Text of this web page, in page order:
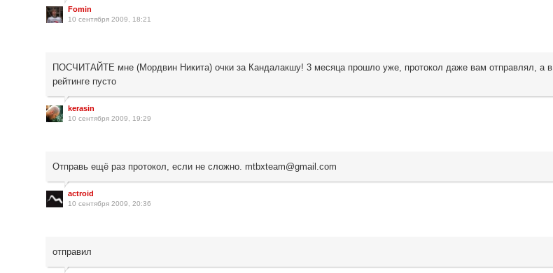
Fomin
10 сентября 2009, 18:21
ПОСЧИТАЙТЕ мне (Мордвин Никита) очки за Кандалакшу! 3 месяца прошло уже, протокол даже вам отправлял, а в
рейтинге пусто
kerasin
10 сентября 2009, 19:29
Отправь ещё раз протокол, если не сложно. mtbxteam@gmail.com
actroid
10 сентября 2009, 20:36
отправил